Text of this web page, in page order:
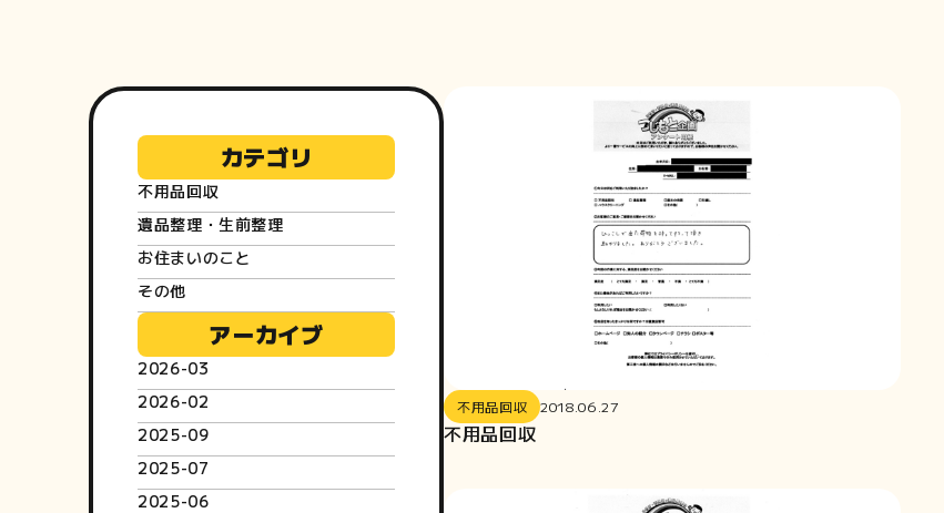
カテゴリ
不用品回収
遺品整理・生前整理
お住まいのこと
その他
アーカイブ
2026-03
2026-02
2025-09
2025-07
2025-06
不用品回収 2018.06.27
不用品回収